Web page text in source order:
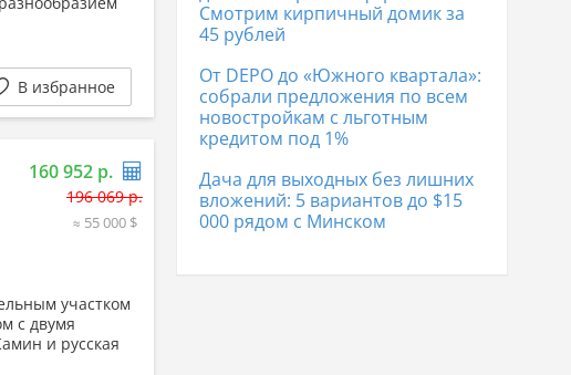
В избранное
160 952 р.
196 069 р.
≈ 55 000 $
участком
с двумя
и русская
Смотрим кирпичный домик за
45 рублей
От DEPO до «Южного квартала»:
собрали предложения по всем
новостройкам с льготным
кредитом под 1%
Дача для выходных без лишних
вложений: 5 вариантов до $15
000 рядом с Минском